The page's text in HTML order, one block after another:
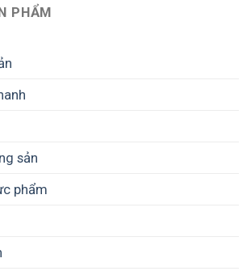
PHẨM
sản
phẩm